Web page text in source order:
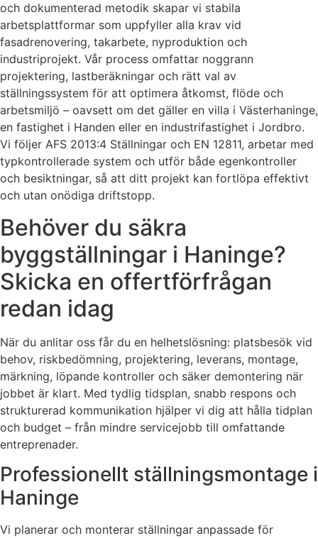
och dokumenterad metodik skapar vi stabila
arbetsplattformar som uppfyller alla krav vid
fasadrenovering, takarbete, nyproduktion och
industriprojekt. Vår process omfattar noggrann
projektering, lastberäkningar och rätt val av
ställningssystem för att optimera åtkomst, flöde och
arbetsmiljö – oavsett om det gäller en villa i Västerhaninge,
en fastighet i Handen eller en industrifastighet i Jordbro.
Vi följer AFS 2013:4 Ställningar och EN 12811, arbetar med
typkontrollerade system och utför både egenkontroller
och besiktningar, så att ditt projekt kan fortlöpa effektivt
och utan onödiga driftstopp.
Behöver du säkra
byggställningar i Haninge?
Skicka en offertförfrågan
redan idag
När du anlitar oss får du en helhetslösning: platsbesök vid
behov, riskbedömning, projektering, leverans, montage,
märkning, löpande kontroller och säker demontering när
jobbet är klart. Med tydlig tidsplan, snabb respons och
strukturerad kommunikation hjälper vi dig att hålla tidplan
och budget – från mindre servicejobb till omfattande
entreprenader.
Professionellt ställningsmontage i
Haninge
Vi planerar och monterar ställningar anpassade för